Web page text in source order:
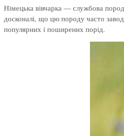
Німецька вівчарка — службова
досконалі, що цю породу часто
популярних і поширених порід.